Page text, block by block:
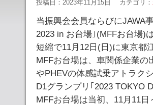
投稿日：2023年11月15日 カテゴリ：
当振興会会員ならびにJAWA
2023 in お台場｣(MFFお台場)
短縮で11月12日(日)に東京都
MFFお台場は、車関係企業
やPHEVの体感試乗アトラク
D1グランプリ｢2023 TOKYO
MFFお台場は当初、11月11